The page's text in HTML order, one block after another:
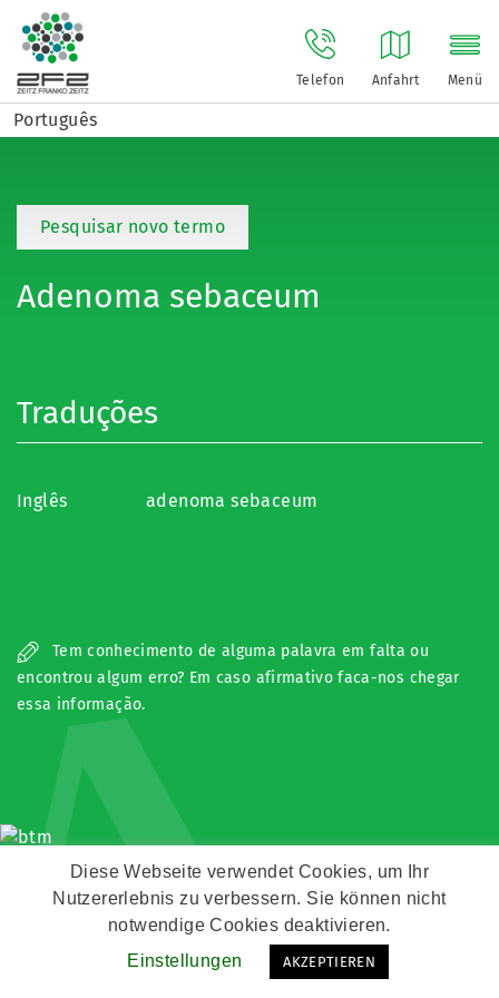
Menü
Telefon Anfahrt
Português
Pesquisar novo termo
Adenoma sebaceum
Traduções
Inglês adenoma sebaceum
Tem conhecimento de alguma palavra em falta ou
encontrou algum erro? Em caso afirmativo faca-nos chegar
essa informação.
Kontakt Impressum Datenschutz
Diese Webseite verwendet Cookies, um Ihr
Nutzererlebnis zu verbessern. Sie können nicht
notwendige Cookies deaktivieren.
Einstellungen
AKZEPTIEREN